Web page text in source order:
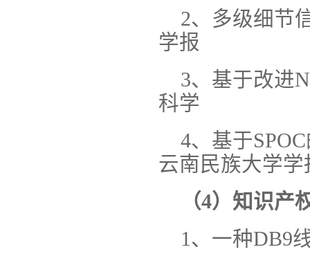
2、多级细节
学报
3、基于改进
科学
4、基于
云南民族大学学
（4）知识产
1、一种DB9